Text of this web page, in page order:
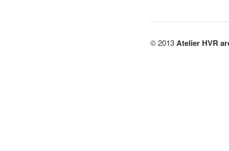
© 2013Atelier HVR